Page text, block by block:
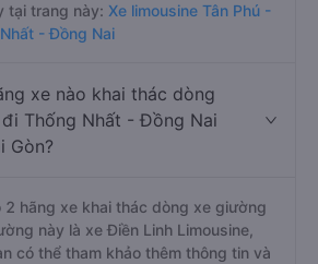
tại trang này: Xe limousine Tân Phú -
- Đồng Nai
xe nào khai thác dòng
Thống Nhất - Đồng Nai
Gòn?
2 hãng xe khai thác dòng xe giường
này là xe Điền Linh Limousine,
có thể tham khảo thêm thông tin và